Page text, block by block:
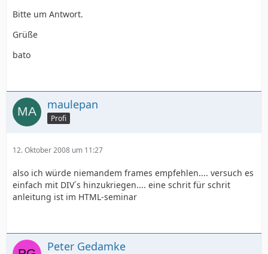
Bitte um Antwort.
Grüße
bato
maulepan
Profi
12. Oktober 2008 um 11:27
also ich würde niemandem frames empfehlen.... versuch es
einfach mit DIV´s hinzukriegen.... eine schrit für schrit
anleitung ist im HTML-seminar
Peter Gedamke